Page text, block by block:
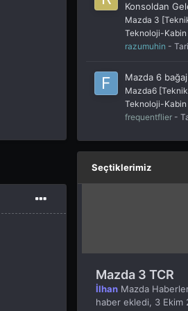
Konsoldan
Mazda 3
Teknoloji-Kabin
razumuhin -
Mazda 6
Mazda6
Teknoloji-Kabin
frequentflier -
Seçtiklerimiz
Mazda 3 TCR
İlhan Mazda
haber ekledi, 3 Ekim